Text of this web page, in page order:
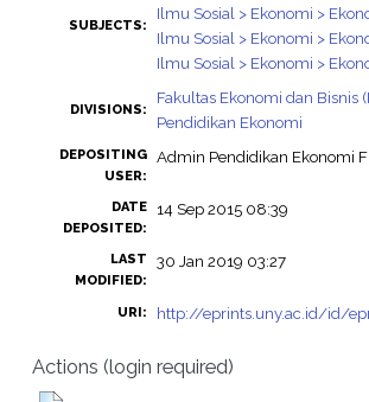
SUBJECTS:
Ilmu Sosial > Ekonomi >
Ilmu Sosial > Ekonomi >
Ilmu Sosial > Ekonomi >
DIVISIONS:
Fakultas Ekonomi dan Bisnis
Pendidikan Ekonomi
DEPOSITING
USER:
Admin Pendidikan Ekonomi
DATE
DEPOSITED:
14 Sep 2015 08:39
LAST
MODIFIED:
30 Jan 2019 03:27
URI: http://eprints.uny.ac.id/id/
Actions (login required)